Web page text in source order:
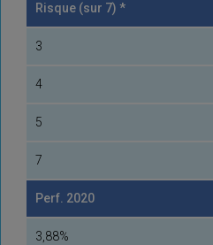
Risque (sur 7) *
3
4
5
7
Perf. 2020
3,88%